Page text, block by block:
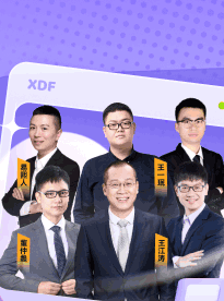
码登录网上报名查
他原因。实际上每年
虽然在预报名时报了，
是能增大选到心仪考